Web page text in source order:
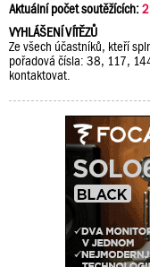
Aktuální počet soutěžících:
VYHLÁŠENÍ VÍTĚZŮ
Ze všech účastníků, kteří
pořadová čísla: 38, 117,
kontaktovat.